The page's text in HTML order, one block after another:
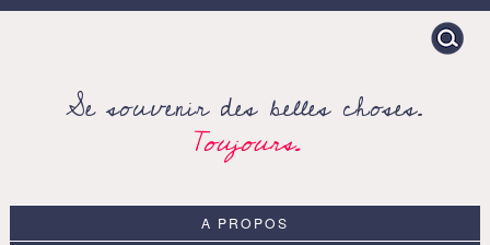
Search
for:
Se souvenir des belles choses.
Toujours.
A PROPOS